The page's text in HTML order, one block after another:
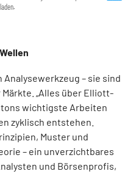
– sie sind
„Alles über Elliott-
wichtigste Arbeiten
zyklisch entstehen.
Muster und
– ein unverzichtbares
und Börsenprofis,